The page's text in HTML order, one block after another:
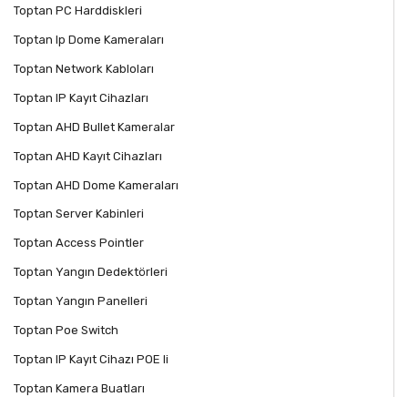
Toptan PC Harddiskleri
Toptan Ip Dome Kameraları
Toptan Network Kabloları
Toptan IP Kayıt Cihazları
Toptan AHD Bullet Kameralar
Toptan AHD Kayıt Cihazları
Toptan AHD Dome Kameraları
Toptan Server Kabinleri
Toptan Access Pointler
Toptan Yangın Dedektörleri
Toptan Yangın Panelleri
Toptan Poe Switch
Toptan IP Kayıt Cihazı POE li
Toptan Kamera Buatları